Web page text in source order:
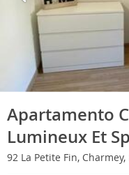
Apartamento
Lumineux Et
92 La Petite Fin,